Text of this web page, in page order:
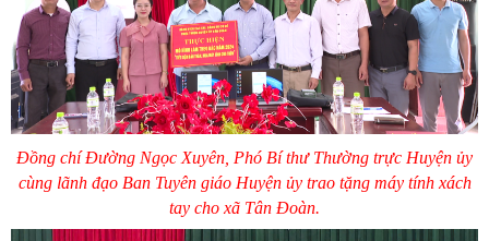
Đồng chí Đường Ngọc Xuyên, Phó Bí thư Thường trực Huyện ủy
cùng lãnh đạo Ban Tuyên giáo Huyện ủy trao tặng máy tính xách
tay cho xã Tân Đoàn.